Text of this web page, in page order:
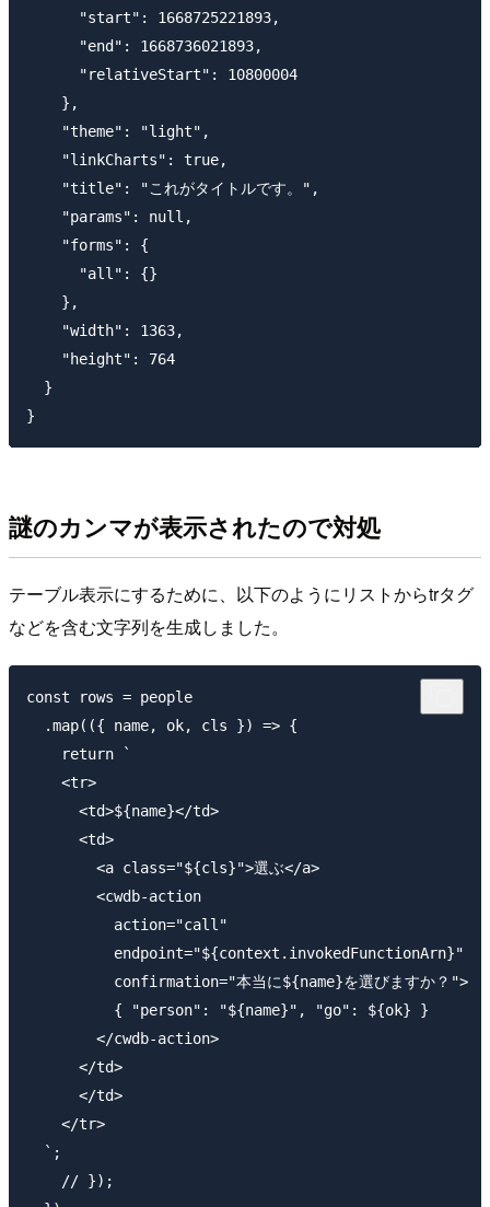
      "start": 1668725221893,
      "end": 1668736021893,
      "relativeStart": 10800004
    },
    "theme": "light",
    "linkCharts": true,
    "title": "これがタイトルです。",
    "params": null,
    "forms": {
      "all": {}
    },
    "width": 1363,
    "height": 764
  }
謎のカンマが表示されたので対処
テーブル表示にするために、以下のようにリストからtrタグ
などを含む文字列を生成しました。
const rows = people
  .map(({ name, ok, cls }) => {
    return `
    <tr>
      <td>${name}</td>
      <td>
        <a class="${cls}">選ぶ</a>
        <cwdb-action
          action="call"
          endpoint="${context.invokedFunctionArn}"
          confirmation="本当に${name}を選びますか？">
          { "person": "${name}", "go": ${ok} }
        </cwdb-action>
      </td>
      </td>
    </tr>
  `;
    // });